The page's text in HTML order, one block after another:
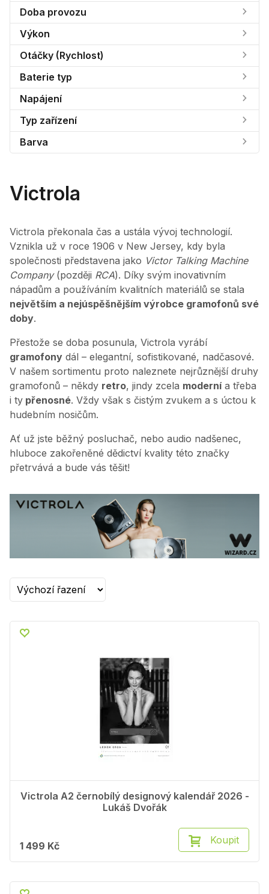
Doba provozu
Výkon
Otáčky (Rychlost)
Baterie typ
Napájení
Typ zařízení
Barva
Victrola
Victrola překonala čas a ustála vývoj technologií.
Vznikla už v roce 1906 v New Jersey, kdy byla
společnosti představena jako Victor Talking Machine
Company (později RCA). Díky svým inovativním
nápadům a používáním kvalitních materiálů se stala
největším a nejúspěšnějším výrobce gramofonů své
doby.
Přestože se doba posunula, Victrola vyrábí
gramofony dál – elegantní, sofistikované, nadčasové.
V našem sortimentu proto naleznete nejrůznější druhy
gramofonů – někdy retro, jindy zcela modernía třeba
i ty přenosné. Vždy však s čistým zvukem a s úctou k
hudebním nosičům.
Ať už jste běžný posluchač, nebo audio nadšenec,
hluboce zakořeněné dědictví kvality této značky
přetrvává a bude vás těšit!
Victrola A2 černobílý designový kalendář 2026 -
Lukáš Dvořák
1 499 Kč Koupit